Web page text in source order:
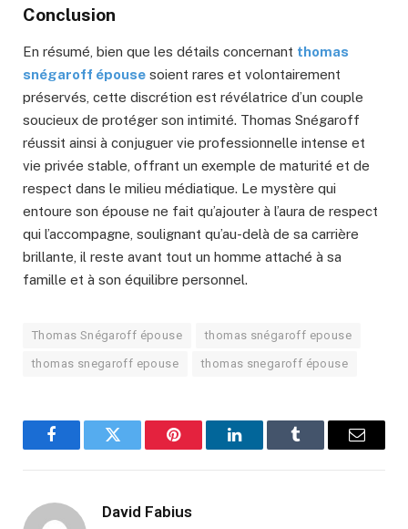
Conclusion
En résumé, bien que les détails concernant thomas
snégaroff épouse soient rares et volontairement
préservés, cette discrétion est révélatrice d’un couple
soucieux de protéger son intimité. Thomas Snégaroff
réussit ainsi à conjuguer vie professionnelle intense et
vie privée stable, offrant un exemple de maturité et de
respect dans le milieu médiatique. Le mystère qui
entoure son épouse ne fait qu’ajouter à l’aura de respect
qui l’accompagne, soulignant qu’au-delà de sa carrière
brillante, il reste avant tout un homme attaché à sa
famille et à son équilibre personnel.
Thomas Snégaroff épouse thomas snégaroff epouse
thomas snegaroff epouse thomas snegaroff épouse
FacebookTwitter Pinterest LinkedInTumblr Email
David Fabius